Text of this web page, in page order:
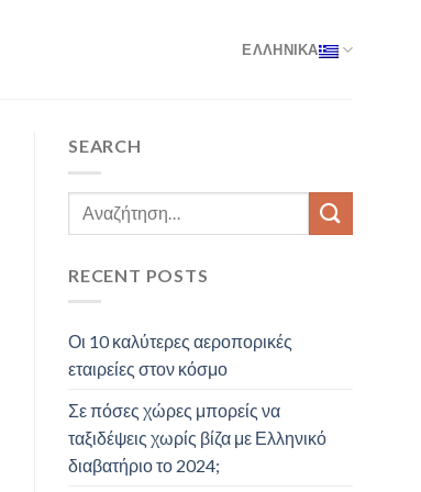
ΕΛΛΗΝΙΚΑ
SEARCH
RECENT POSTS
Οι 10 καλύτερες αεροπορικές
εταιρείες στον κόσμο
Σε πόσες χώρες μπορείς να
ταξιδέψεις χωρίς βίζα με Ελληνικό
διαβατήριο το 2024;